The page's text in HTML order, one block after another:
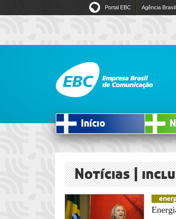
Portal EBC Agência Brasil
Início
Notícias |